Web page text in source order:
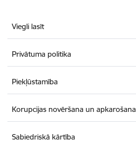
Viegli lasīt
Privātuma politika
Piekļūstamība
Korupcijas novēršana un apkarošana
Sabiedriskā kārtība